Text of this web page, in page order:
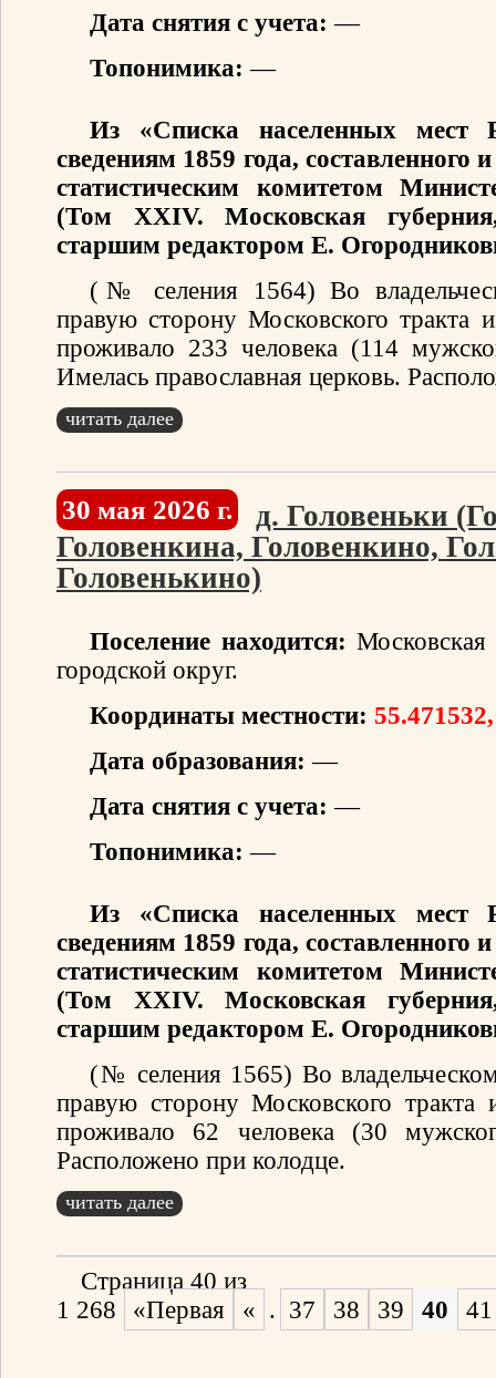
Дата снятия с учета: —
Топонимика: —
Из «Списка населенных мест
сведениям 1859 года,
статистическим комитетом
(Том XXIV. Московская
старшим редактором Е.
(№ селения 1564) Во
правую сторону Московского тракта
проживало 233 человека (114
Имелась православная церковь.
читать далее
30 мая 2026 г.
д. Головеньки
Головенкина, Головенкино,
Головенькино)
Поселение находится:
городской округ.
Координаты местности:
Дата образования: —
Дата снятия с учета: —
Топонимика: —
Из «Списка населенных мест
сведениям 1859 года,
статистическим комитетом
(Том XXIV. Московская
старшим редактором Е.
(№ селения 1565) Во
правую сторону Московского
проживало 62 человека (30
Расположено при колодце.
читать далее
Страница 40 из
1 268
«Первая « . 37 38 39 40 41